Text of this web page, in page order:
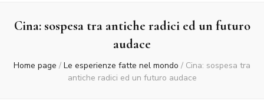
Cina: sospesa tra antiche radici ed un futuro
audace
Home page / Le esperienze fatte nel mondo / Cina: sospesa tra
antiche radici ed un futuro audace